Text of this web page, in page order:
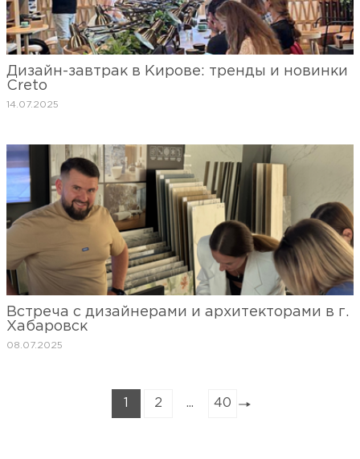
Дизайн-завтрак в Кирове: тренды и новинки
Creto
14.07.2025
Встреча с дизайнерами и архитекторами в г.
Хабаровск
08.07.2025
2 ... 40